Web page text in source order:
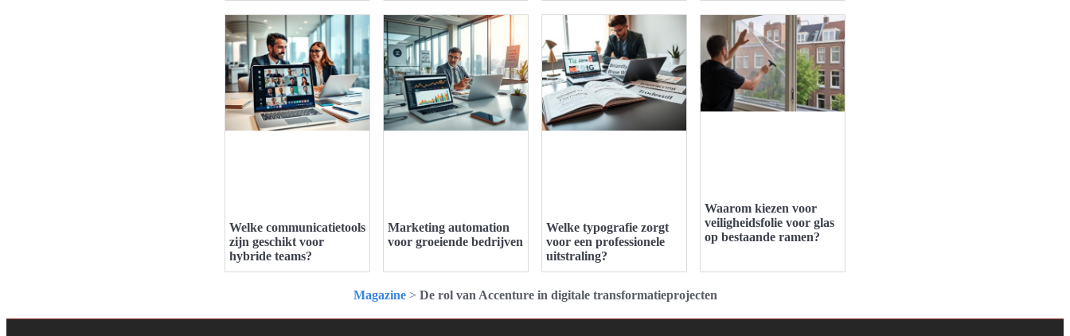
Welke communicatietools
zijn geschikt voor
hybride teams?
Marketing automation
voor groeiende bedrijven
Welke typografie zorgt
voor een professionele
uitstraling?
Waarom kiezen voor
veiligheidsfolie voor glas
op bestaande ramen?
Magazine> De rol van Accenture in digitale transformatieprojecten